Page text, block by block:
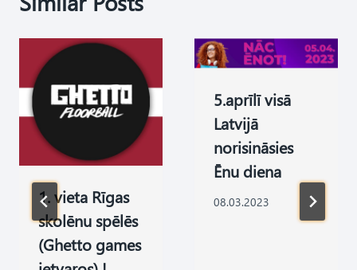
1. vieta Rīgas
skolēnu spēlēs
(Ghetto games
5.aprīlī visā
Latvijā
norisināsies
Ēnu diena
08.03.2023